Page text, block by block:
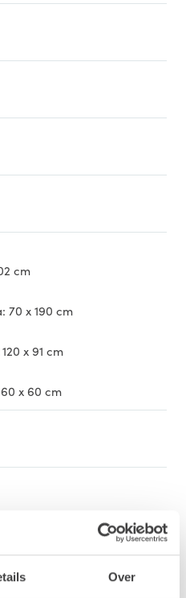
Over
cm
70 x 190 cm
x 91 cm
x 60 cm
in twee
en exterieur gecoat,
vanaf de fabriek voor
onderhoud.